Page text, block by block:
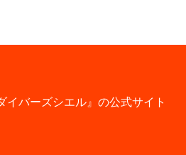
イバーズシエル』の公式サイト